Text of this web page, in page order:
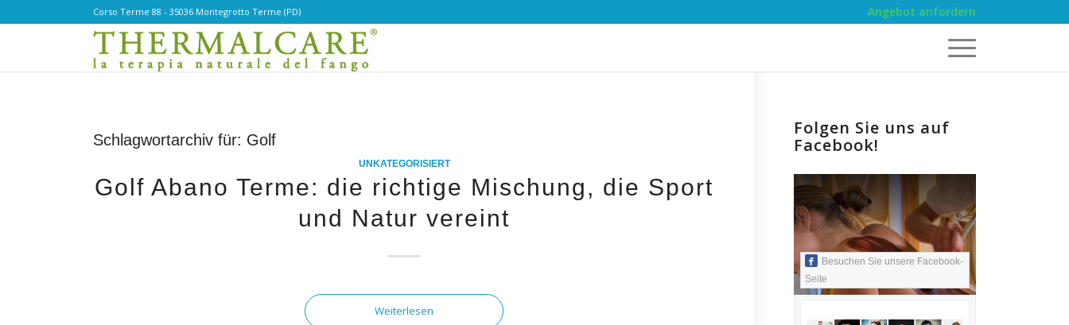
Corso Terme 88 - 35036 Montegrotto Terme (PD) Angebot anfordern
Schlagwortarchiv für: Golf
UNKATEGORISIERT
Golf Abano Terme: die richtige Mischung, die Sport
und Natur vereint
Weiterlesen
Folgen Sie uns auf
Facebook!
Besuchen Sie unsere Facebook-
Seite